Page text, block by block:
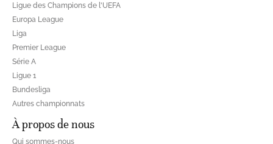
Ligue des Champions de l'UEFA
Europa League
Liga
Premier League
Série A
Ligue 1
Bundesliga
Autres championnats
À propos de nous
Qui sommes-nous